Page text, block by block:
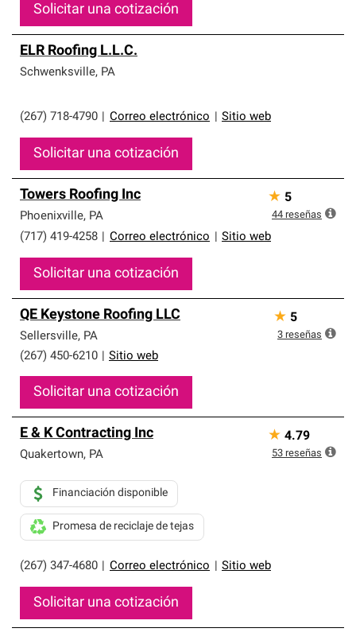
Solicitar una cotización
ELR Roofing L.L.C.
Schwenksville, PA
(267) 718-4790 Correo electrónico Sitio web
Solicitar una cotización
Towers Roofing Inc
Phoenixville, PA
(717) 419-4258
Correo electrónico Sitio web
Solicitar una cotización
★ 5
44 reseñas
QE Keystone Roofing LLC
Sellersville, PA
(267) 450-6210
Sitio web
Solicitar una cotización
★ 5
3 reseñas
E & K Contracting Inc
Quakertown, PA
(267) 347-4680 Correo electrónico Sitio web
Financiación disponible
Promesa de reciclaje de tejas
Solicitar una cotización
★ 4.79
53 reseñas